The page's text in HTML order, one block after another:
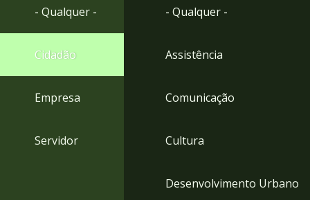
rodapé
- Qualquer -
Cidadão
Empresa
Servidor
- Qualquer -
Assistência
Comunicação
Cultura
Desenvolvimento Urbano